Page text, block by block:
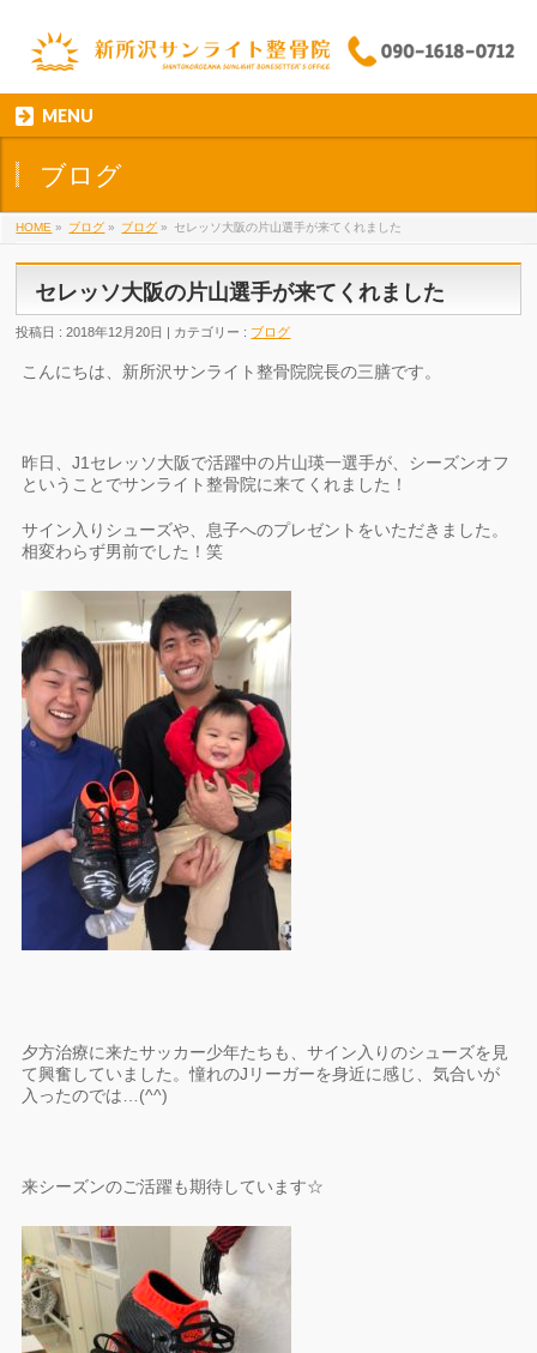
MENU
ブログ
HOME » ブログ » ブログ » セレッソ大阪の片山選手が来てくれました
セレッソ大阪の片山選手が来てくれました
投稿日 : 2018年12月20日 | カテゴリー : ブログ
こんにちは、新所沢サンライト整骨院院長の三膳です。
昨日、J1セレッソ大阪で活躍中の片山瑛一選手が、シーズンオフ
ということでサンライト整骨院に来てくれました！
サイン入りシューズや、息子へのプレゼントをいただきました。
相変わらず男前でした！笑
夕方治療に来たサッカー少年たちも、サイン入りのシューズを見
て興奮していました。憧れのJリーガーを身近に感じ、気合いが
入ったのでは…(^^)
来シーズンのご活躍も期待しています☆